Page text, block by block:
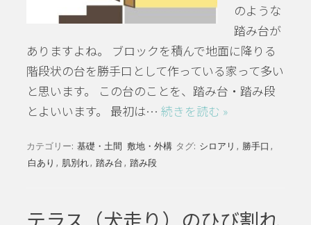
のような
踏み台が
ありますよね。 ブロックを積んで地面に降りる
階段状の台を勝手口として作っている家って多い
と思います。 この台のことを、踏み台・踏み段
とよいいます。 最初は… 続きを読む »
カテゴリー: 基礎・土間 敷地・外構 タグ: シロアリ , 勝手口 ,
白あり , 肌別れ, 踏み台 , 踏み段